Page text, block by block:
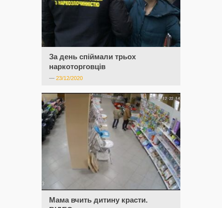
За день спіймали трьох
наркоторговців
— 23/12/2020
Мама вчить дитину красти.